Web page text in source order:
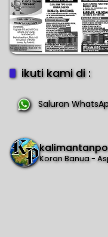
ikuti kami di :
Saluran
Koran Banua -